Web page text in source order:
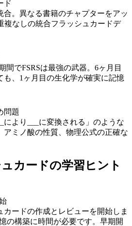
ド
合。異なる書籍のチャプターをアッ
複なしの統合フラッシュカードデ
間でFSRSは最強の武器。6ヶ月目
も、1ヶ月目の生化学が確実に記憶
問題
により___に変換される」のような
アミノ酸の性質、物理公式の正確な
カードの学習ヒント
ードの作成とレビューを開始しま
の構築に時間が必要です。早期開